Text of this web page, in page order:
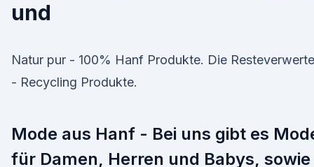
und
Natur pur - 100% Hanf Produkte. Die
- Recycling Produkte.
Mode aus Hanf - Bei uns gibt es
für Damen, Herren und Babys, sowie